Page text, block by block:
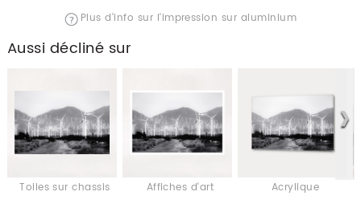
Plus d'info sur l'impression sur aluminium
Aussi décliné sur
Toiles sur chassis Affiches d'art Acrylique